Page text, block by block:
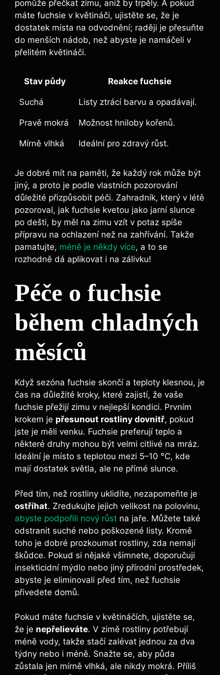
pomůže přečkat zimu, aniž by trpěly. A pokud
máte fuchsie v květináči, ujistěte se, že je
dostatek místa na odvodnění; raději je přesuňte
do menších nádob, než abyste je namáčeli v
přelitém květináči.
Stav půdy Reakce fuchsie
Suchá Listy ztrácí barvu a opadávají.
Pravě mokrá Možnost hniloby kořenů.
Mírně vlhká Ideální pro zdravý růst.
Je dobré mít na paměti, že každý rok může být
jiný, a proto je podle vlastních pozorování
důležité přizpůsobit péči. Zahradník, který v létě
pozoroval, jak fuchsie kvetou jako jarní slunce
po dešti, by měl na zimu vzít v potaz spíše
přípravu na ochlazení než na zahřívání. Takže
pamatujte, méně je někdy více, a to se
rozhodně dá aplikovat i na zálivku!
Péče o fuchsie
během chladných
měsíců
Když sezóna fuchsie skončí a teploty klesnou, je
čas na důležité kroky, které zajistí, že vaše
fuchsie přežijí zimu v nejlepší kondici. Prvním
krokem je přesunout rostliny dovnitř, pokud
jste je měli venku. Fuchsie preferují teplo a
některé druhy mohou být velmi citlivé na mráz.
Ideální je místo s teplotou mezi 5–10 °C, kde
mají dostatek světla, ale ne přímé slunce.
Před tím, než rostliny uklidíte, nezapomeňte je
ostříhat. Zredukujte jejich velikost na polovinu,
abyste podpořili nový růst na jaře. Můžete také
odstranit suché nebo poškozené listy. Kromě
toho je dobré prozkoumat rostliny, zda nemají
škůdce. Pokud si nějaké všimnete, doporučuji
insekticidní mýdlo nebo jiný přírodní prostředek,
abyste je eliminovali před tím, než fuchsie
přivedete domů.
Pokud máte fuchsie v květináčích, ujistěte se,
že je nepřelieváte. V zimě rostliny potřebují
méně vody, takže stačí zalévat jednou za dva
týdny nebo i méně. Snažte se, aby půda
zůstala jen mírně vlhká, ale nikdy mokrá. Příliš